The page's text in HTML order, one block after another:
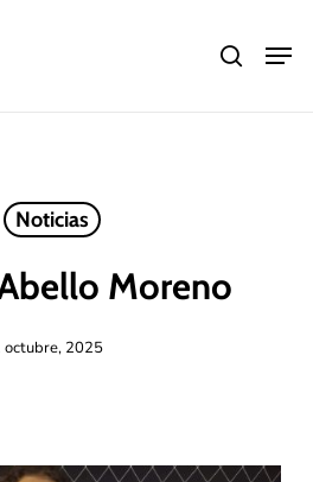
search
Noticias
Moreno
octubre, 2025